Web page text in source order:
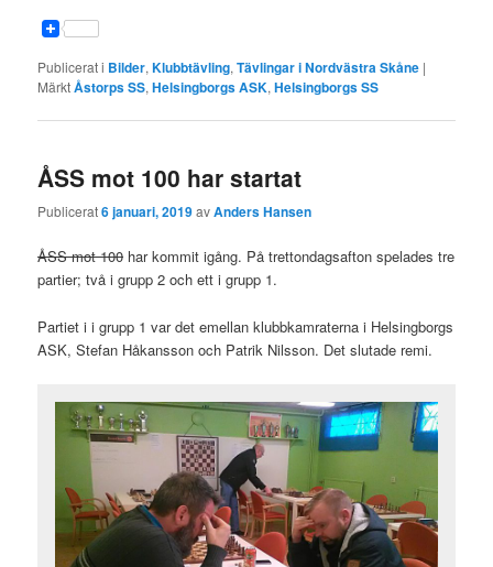
Publicerat i Bilder,Klubbtävling,Tävlingar i Nordvästra Skåne |
MärktÅstorps SS,Helsingborgs ASK,Helsingborgs SS
ÅSS mot 100 har startat
Publicerat6 januari, 2019avAnders Hansen
ÅSS mot 100 har kommit igång. På trettondagsafton spelades tre
partier; två i grupp 2 och ett i grupp 1.
Partiet i i grupp 1 var det emellan klubbkamraterna i Helsingborgs
ASK, Stefan Håkansson och Patrik Nilsson. Det slutade remi.